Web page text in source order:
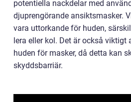
potentiella nackdelar med
djuprengörande ansiktsmasker.
vara uttorkande för huden,
lera eller kol. Det är också viktigt
huden för masker, då detta kan
skyddsbarriär.